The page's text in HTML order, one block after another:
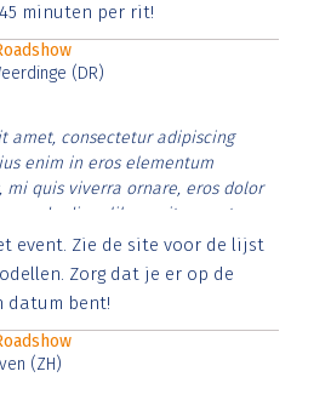
minuten per rit!
(DR)
amet, consectetur adipiscing
enim in eros elementum
mi quis viverra ornare, eros dolor
diam libero vitae erat.
et justo cursus id rutrum lorem
vitae risus tristique posuere.
event. Zie de site voor de lijst
Zorg dat je er op de
datum bent!
(ZH)